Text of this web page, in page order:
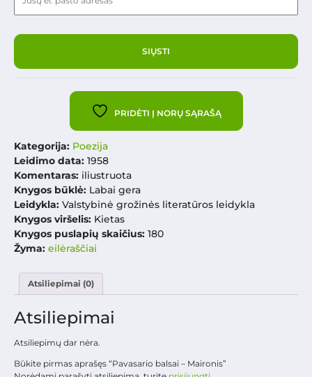
PRIDĖTI Į NORŲ SĄRAŠĄ
Kategorija: Poezija
Leidimo data: 1958
Komentaras: iliustruota
Knygos būklė: Labai gera
Leidykla: Valstybinė grožinės literatūros leidykla
Knygos viršelis: Kietas
Knygos puslapių skaičius: 180
Žyma: eilėraščiai
Atsiliepimai (0)
Atsiliepimai
Atsiliepimų dar nėra.
Būkite pirmas aprašęs “Pavasario balsai – Maironis”